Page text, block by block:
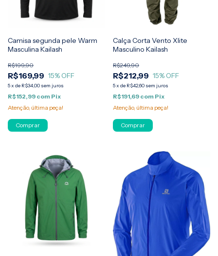
Camisa segunda pele Warm
Masculina Kailash
R$169,99
R$199,90
15% OFF
5x de R$34,00 sem juros
R$152,99 com Pix
Atenção, última peça!
Comprar
Calça Corta Vento Xlite
Masculino Kailash
R$212,99
R$249,90
15% OFF
5x de R$42,60 sem juros
R$191,69 com Pix
Atenção, última peça!
Comprar